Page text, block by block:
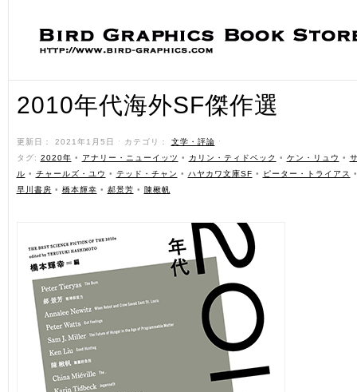
2010年代海外SF傑作選
更新日： 2021年1月5日 ˑ カテゴリ： 文学・評論 ˑ
タグ: 2020年 • アナリー・ニューイッツ • カリン・ティドベック • ケン・リュウ •
ル • チャールズ・ユウ • テッド・チャン • ハヤカワ文庫SF • ピーター・トライアス
早川書房 • 橋本輝幸 • 郝景芳 • 陳楸帆